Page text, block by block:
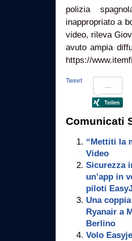
polizia
inappropriato a
video, rileva
avuto ampia
https://
Tweet
Comunicati
“Mettiti la
Video
Sicurezza
un’app in
piloti
Una
Ryanair a
Berlino
Volo